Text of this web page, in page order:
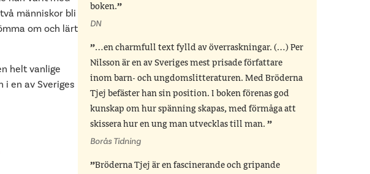
människor bli
om och lärt
helt vanlige
i en av Sveriges
boken.
DN
…en charmfull text fylld av överraskningar. (…) Per
Nilsson är en av Sveriges mest prisade författare
inom barn- och ungdomslitteraturen. Med Bröderna
Tjej befäster han sin position. I boken förenas god
kunskap om hur spänning skapas, med förmåga att
skissera hur en ung man utvecklas till man.
Borås Tidning
Bröderna Tjej är en fascinerande och gripande